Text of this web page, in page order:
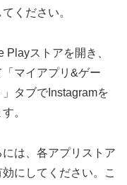
ください。
Playストアを開き、
マイアプリ&ゲー
タブでInstagramを
。
は、各アプリストア
にしてください。こ